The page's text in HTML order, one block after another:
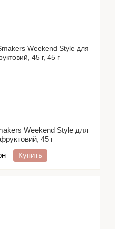
Weekend Style для
45 г
Купить